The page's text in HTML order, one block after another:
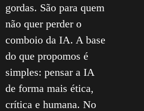
gordas. São para quem
não quer perder o
comboio da IA. A base
do que propomos é
simples: pensar a IA
de forma mais ética,
crítica e humana. No